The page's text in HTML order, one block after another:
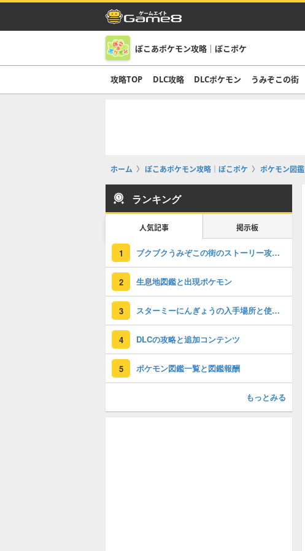
ぽこあポケモン攻略｜ぽこポケ
攻略TOP DLC攻略 DLCポケモン うみぞこの街
ホーム ぽこあポケモン攻略｜ぽこポケ ポケモン図鑑
ランキング
人気記事 掲示板
1 ブクブクうみぞこの街のストーリー攻略・DLC第1弾
2 生息地図鑑と出現ポケモン
3 スターミーにんぎょうの入手場所と使い道
4 DLCの攻略と追加コンテンツ
5 ポケモン図鑑一覧と図鑑報酬
もっとみる